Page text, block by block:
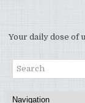
Your daily dose of